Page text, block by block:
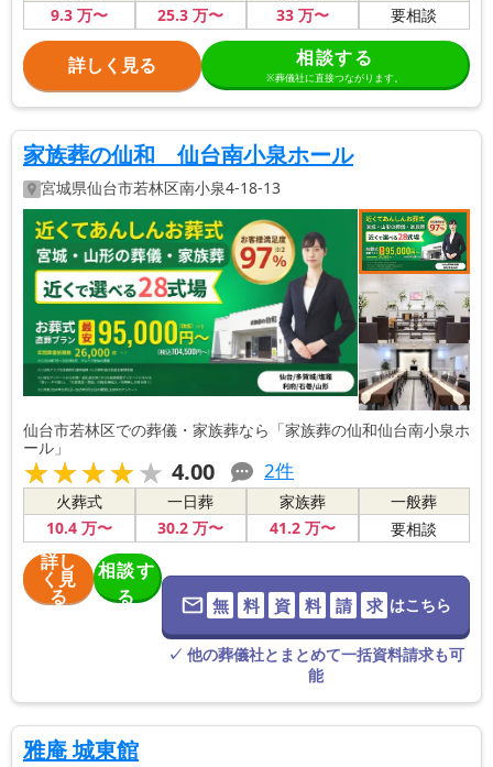
9.3万〜
25.3 万〜
33万〜
要相談
詳しく見る 相談する
※葬儀社に直接つながります。
家族葬の仙和 仙台南小泉ホール
宮城県仙台市若林区南小泉4-18-13
仙台市若林区での葬儀・家族葬なら「家族葬の仙和仙台南小泉ホ
ール」
★★★★★
★★★★★ 4.00 2件
火葬式
10.4万〜
一日葬
30.2 万〜
家族葬
41.2万〜
一般葬
要相談
詳し
く見
る
相談す
る
無 料 資 料 請 求 はこちら
✓ 他の葬儀社とまとめて一括資料請求も可
能
雅庵 城東館